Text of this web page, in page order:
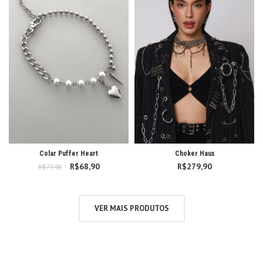
Colar Puffer Heart
R$77,90
O preço original
R$68,90
Choker Haux
R$279,90
VER MAIS PRODUTOS